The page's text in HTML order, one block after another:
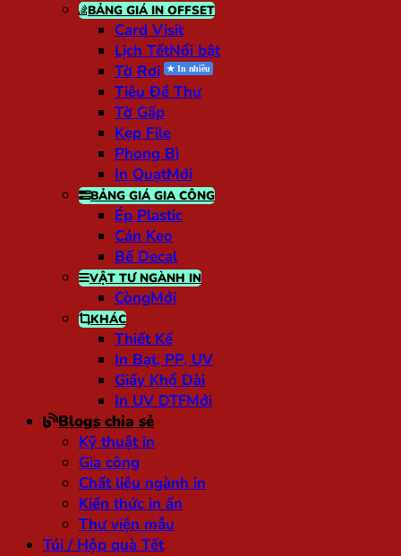
BẢNG GIÁ IN OFFSET
Card Visit
Lịch Tết
Tờ Rơi
Tiêu Đề Thư
Tờ Gấp
Kẹp File
Phong Bì
In Quạt
BẢNG GIÁ GIA CÔNG
Ép Plastic
Cán Keo
Bế Decal
VẬT TƯ NGÀNH IN
Còng
KHÁC
Thiết Kế
In Bạt, PP, UV
Giấy Khổ Dài
In UV DTF
Blogs chia sẻ
Kỹ thuật in
Gia công
Chất liệu ngành in
Kiến thức in ấn
Thư viện mẫu
Túi / Hộp quà Tết